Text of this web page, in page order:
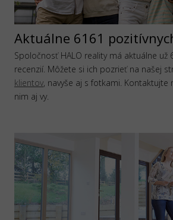
Aktuálne 6161
Spoločnosť HALO reality má aktuálne už
recenzií. Môžete si ich pozrieť na našej
klientov, navyše aj s fotkami. Kontaktujte
nim aj vy.